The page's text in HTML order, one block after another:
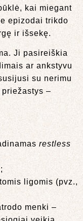
kai miegant
epizodai trikdo
ir išsekę.
Ji pasireiškia
ar ankstyvu
su nerimu
–
restless
ligomis (pvz.,
menki –